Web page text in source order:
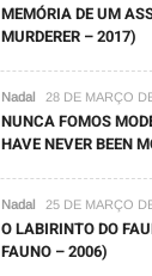
MEMÓRIA DE UM
MURDERER – 2017)
Nadal 28 DE MARÇO
NUNCA FOMOS
HAVE NEVER BEEN
Nadal 25 DE MARÇO
O LABIRINTO DO
FAUNO – 2006)